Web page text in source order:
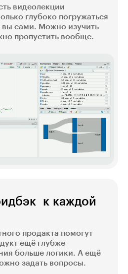
видеолекции
глубоко погружаться
вы сами. Можно изучить
пропустить вообще.
к каждой
продакта помогут
ещё глубже
больше логики. А ещё
задать вопросы.